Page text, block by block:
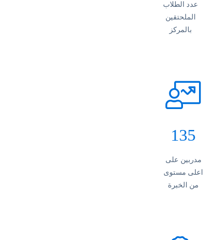
عدد الطلاب
الملحتقين
بالمركز
135
مدربين على
اعلى مستوى
من الخبرة